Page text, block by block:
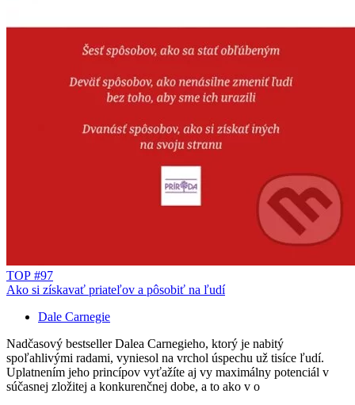
TOP #97
Ako si získavať priateľov a pôsobiť na ľudí
Dale Carnegie
Nadčasový bestseller Dalea Carnegieho, ktorý je nabitý
spoľahlivými radami, vyniesol na vrchol úspechu už tisíce ľudí.
Uplatnením jeho princípov vyťažíte aj vy maximálny potenciál v
súčasnej zložitej a konkurenčnej dobe, a to ako v o